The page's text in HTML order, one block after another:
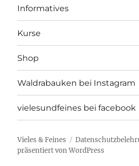
Informatives
Kurse
Shop
Waldrabauken bei Instagram
vielesundfeines bei facebook
Vieles & Feines
präsentiert von WordPress